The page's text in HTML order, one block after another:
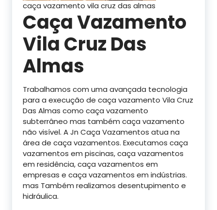
caça vazamento vila cruz das almas
Caça Vazamento
Vila Cruz Das
Almas
Trabalhamos com uma avançada tecnologia
para a execução de caça vazamento Vila Cruz
Das Almas como caça vazamento
subterrâneo mas também caça vazamento
não visível. A Jn Caça Vazamentos atua na
área de caça vazamentos. Executamos caça
vazamentos em piscinas, caça vazamentos
em residência, caça vazamentos em
empresas e caça vazamentos em indústrias.
mas Também realizamos desentupimento e
hidráulica.